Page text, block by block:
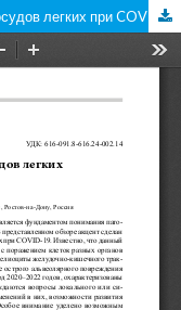
Патологическая анатомия поражения сосудов легких при COVID-19